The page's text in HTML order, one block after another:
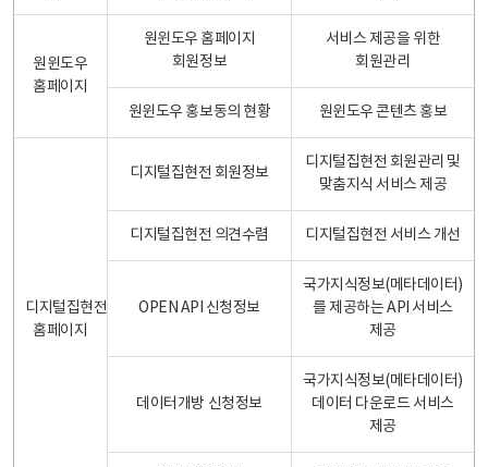
원윈도우
홈페이지
원윈도우 홈페이지
회원정보
서비스 제공을 위한
회원관리
원윈도우 홍보동의 현황 원윈도우 콘텐츠 홍보
디지털집현전
홈페이지
디지털집현전 회원정보
디지털집현전 회원관리 및
맞춤지식 서비스 제공
디지털집현전 의견수렴 디지털집현전 서비스 개선
OPEN API 신청정보
국가지식정보(메타데이터)
를 제공하는 API 서비스
제공
데이터개방 신청정보
국가지식정보(메타데이터)
데이터 다운로드 서비스
제공